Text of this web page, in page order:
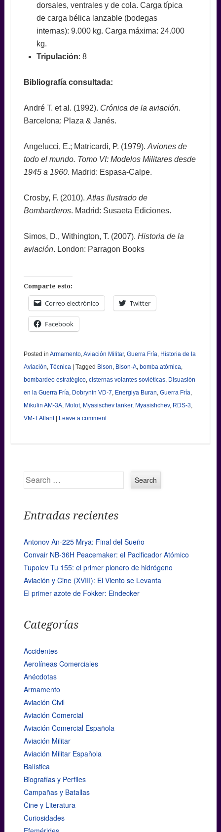
dorsales, ventrales y de cola. Carga típica
de carga bélica lanzable (bodegas
internas): 9.000 kg. Carga máxima: 24.000
kg.
Tripulación: 8
Bibliografía consultada:
André T. et al. (1992). Crónica de la aviación.
Barcelona: Plaza & Janés.
Angelucci, E.; Matricardi, P. (1979). Aviones de
todo el mundo. Tomo VI: Modelos Militares desde
1945 a 1960. Madrid: Espasa-Calpe.
Crosby, F. (2010). Atlas Ilustrado de
Bombarderos. Madrid: Susaeta Ediciones.
Simos, D., Withington, T. (2007). Historia de la
aviación. London: Parragon Books
Comparte esto:
Correo electrónico Twitter
Facebook
Posted in Armamento,Aviación Militar, Guerra Fría, Historia de la
Aviación, Técnica Tagged Bison, Bison-A, bomba atómica,
bombardeo estratégico, cisternas volantes soviéticas, Disuasión
en la Guerra Fría, Dobrynin VD-7, Energiya Buran, Guerra Fría,
Mikulin AM-3A, Molot, Myasischev tanker, Myasishchev, RDS-3,
VM-T Atlant
Leave a comment
Search
Entradas recientes
Antonov An-225 Mrya: Final del Sueño
Convair NB-36H Peacemaker: el Pacificador Atómico
Tupolev Tu 155: el primer pionero de hidrógeno
Aviación y Cine (XVIII): El Viento se Levanta
El primer azote de Fokker: Eindecker
Categorías
Accidentes
Aerolíneas Comerciales
Anécdotas
Armamento
Aviación Civil
Aviación Comercial
Aviación Comercial Española
Aviación Militar
Aviación Militar Española
Balística
Biografías y Perfiles
Campañas y Batallas
Cine y Literatura
Curiosidades